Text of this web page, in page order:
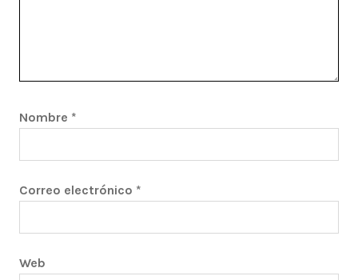
Nombre *
Correo electrónico *
Web